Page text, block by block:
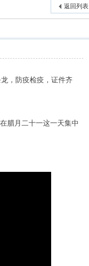
返回列表
，防疫检疫，证件齐
腊月二十一这一天集中